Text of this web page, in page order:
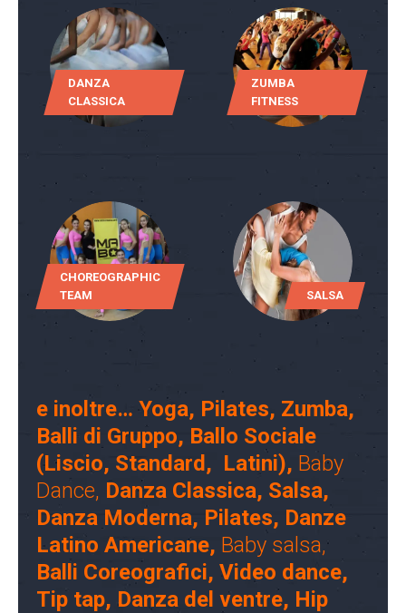
DANZA
CLASSICA
ZUMBA
FITNESS
CHOREOGRAPHIC
TEAM
SALSA
e inoltre… Yoga, Pilates, Zumba,
Balli di Gruppo, Ballo Sociale
(Liscio, Standard, Latini), Baby
Dance, Danza Classica, Salsa,
Danza Moderna, Pilates, Danze
Latino Americane, Baby salsa,
Balli Coreografici, Video dance,
Tip tap, Danza del ventre, Hip